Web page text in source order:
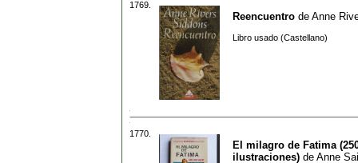
1769.
Reencuentro de Anne
Libro usado (Castellano)
1770.
El milagro de Fatima
ilustraciones) de Anne